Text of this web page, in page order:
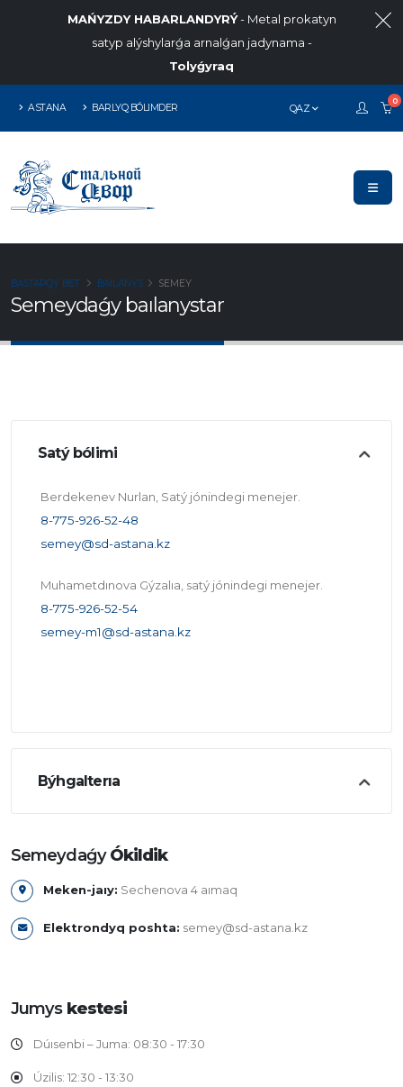
MAŃYZDY HABARLANDYRÝ- Metal prokatyn
satyp alýshylarǵa arnalǵan jadynama -
Tolyǵyraq
ASTANA BARLYQ BÓLIMDER QAZ
0
Semeydaǵy baılanystar
BASTAPQY BET BAILANYS SEMEY
Satý bólimi
Berdekenev Nurlan, Satý jónindegi menejer.
8-775-926-52-48
semey@sd-astana.kz
Muhametdınova Gýzalıa, satý jónindegi menejer.
8-775-926-52-54
semey-m1@sd-astana.kz
Býhgalterıa
SemeydaǵyÓkildik
Meken-jaıy: Sechenova 4 aımaq
Elektrondyq poshta: semey@sd-astana.kz
Jumys kestesi
Dúısenbi – Juma: 08:30 - 17:30
Úzilis: 12:30 - 13:30